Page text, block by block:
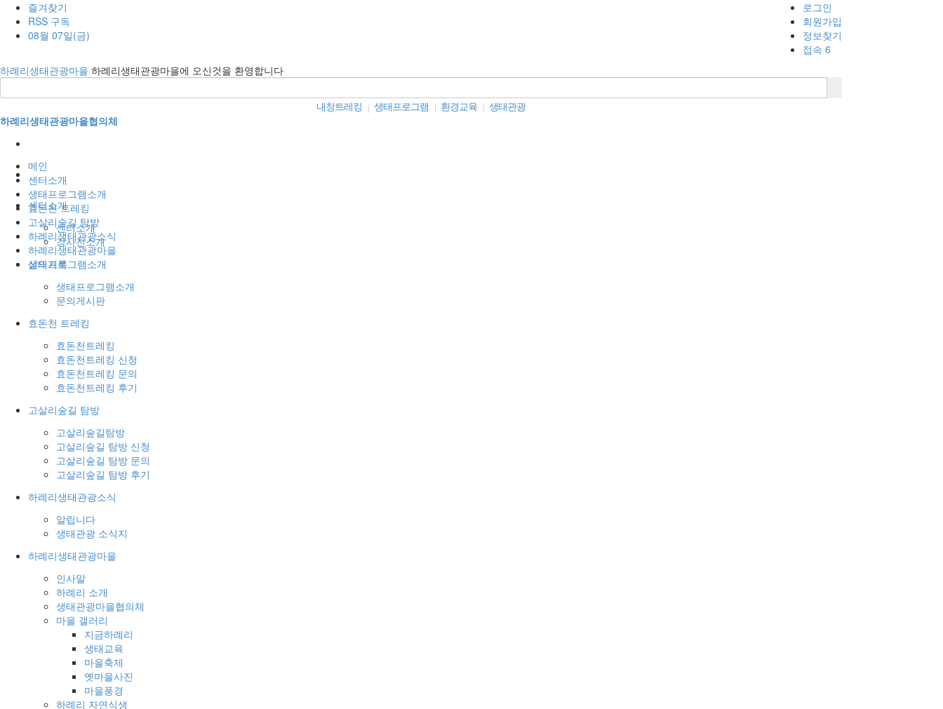
즐겨찾기
RSS 구독
08월 07일(금)
로그인
회원가입
정보찾기
접속 6
하례리생태관광마을 하례리생태관광마을에 오신것을 환영합니다
내창트레킹 | 생태프로그램 | 환경교육 | 생태관광
하례리생태관광마을협의체
센터소개
센터소개
강사진소개
생태프로그램소개
생태프로그램소개
문의게시판
효돈천 트레킹
효돈천트레킹
효돈천트레킹 신청
효돈천트레킹 문의
효돈천트레킹 후기
고살리숲길 탐방
고살리숲길탐방
고살리숲길 탐방 신청
고살리숲길 탐방 문의
고살리숲길 탐방 후기
하례리생태관광소식
알립니다
생태관광 소식지
하례리생태관광마을
인사말
하례리 소개
생태관광마을협의체
마을 갤러리
지금하례리
생태교육
마을축제
옛마을사진
마을풍경
하례리 자연식생
메인
센터소개
생태프로그램소개
효돈천 트레킹
고살리숲길 탐방
하례리생태관광소식
하례리생태관광마을
삶의기록